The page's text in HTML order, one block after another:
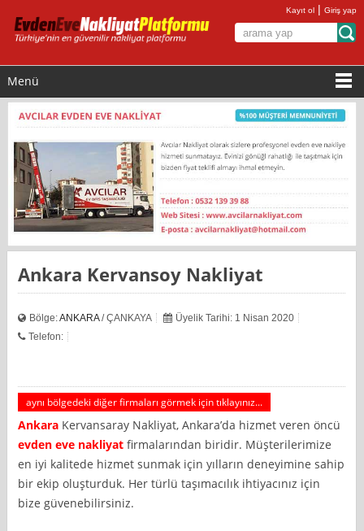
Kayıt ol |Giriş yap
Menü
Ankara Kervansoy Nakliyat
Bölge:ANKARA/ ÇANKAYA
Üyelik Tarihi: 1 Nisan 2020
Telefon:
aynı bölgedeki diğer firmaları görmek için tıklayınız...
Ankara Kervansaray Nakliyat, Ankara’da hizmet veren öncü
evden eve nakliyat firmalarından biridir. Müşterilerimize
en iyi kalitede hizmet sunmak için yılların deneyimine sahip
bir ekip oluşturduk. Her türlü taşımacılık ihtiyacınız için
bize güvenebilirsiniz.